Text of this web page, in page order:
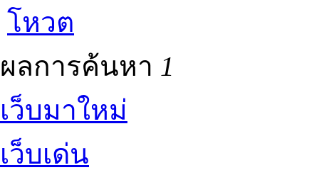
โหวต
ผลการค้นหา 1
เว็บมาใหม่
เว็บเด่น